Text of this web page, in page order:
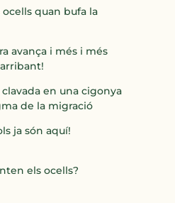
ocells quan bufa la
avança i més i més
clavada en una cigonya
de la migració
ja són aquí!
els ocells?